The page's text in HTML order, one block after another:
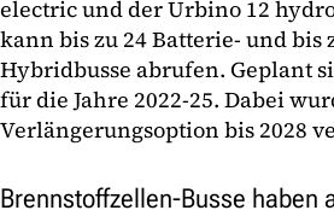
electric und der Urbino 12
kann bis zu 24 Batterie- und bis
Hybridbusse abrufen. Geplant
für die Jahre 2022-25. Dabei
Verlängerungsoption bis 2028
Brennstoffzellen-Busse haben